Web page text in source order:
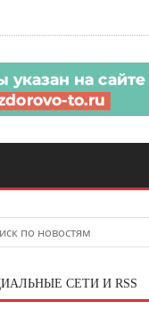
СЕТИ И RSS